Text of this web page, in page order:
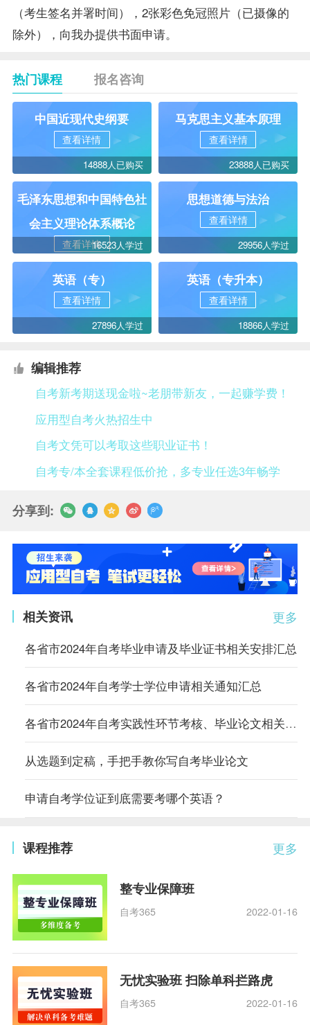
（考生签名并署时间），2张彩色免冠照片（已摄像的
除外），向我办提供书面申请。
热门课程 报名咨询
中国近现代史纲要
查看详情
14888人已购买
马克思主义基本原理
查看详情
23888人已购买
毛泽东思想和中国特色社
会主义理论体系概论
查看详情16523人学过
思想道德与法治
查看详情
29956人学过
英语（专）
查看详情
27896人学过
英语（专升本）
查看详情
18866人学过
编辑推荐
自考新考期送现金啦~老朋带新友，一起赚学费！
应用型自考火热招生中
自考文凭可以考取这些职业证书！
自考专/本全套课程低价抢，多专业任选3年畅学
分享到:
更多
相关资讯
各省市2024年自考毕业申请及毕业证书相关安排汇总
各省市2024年自考学士学位申请相关通知汇总
各省市2024年自考实践性环节考核、毕业论文相关通知汇总
从选题到定稿，手把手教你写自考毕业论文
申请自考学位证到底需要考哪个英语？
更多
课程推荐
整专业保障班
自考365 2022-01-16
无忧实验班 扫除单科拦路虎
自考365 2022-01-16